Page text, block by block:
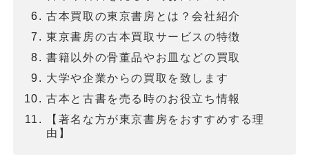
古本買取の東京書房とは？会社紹介
東京書房の古本買取サービスの特徴
書籍以外の骨董品やお皿などの買取
大学や企業からの買取を致します
古本と古書を売る時のお役立ち情報
【著名な方が東京書房をおすすめする理
由】